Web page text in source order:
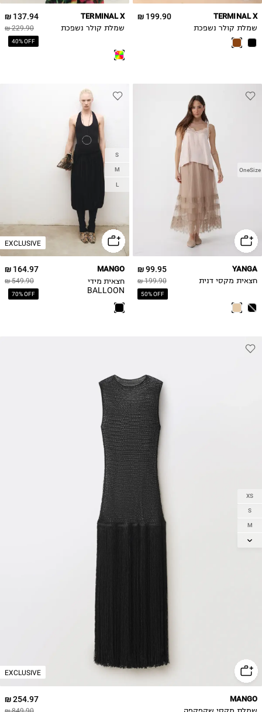
199.90 ₪ TERMINAL X
שמלת קולר נשפכת
137.94 ₪
229.90 ₪
40% OFF
TERMINAL X
שמלת קולר נשפכת
OneSize
99.95 ₪
199.90 ₪
50% OFF
YANGA
חצאית מקסי דנית
EXCLUSIVE
S
M
L
164.97 ₪
549.90 ₪
70% OFF
MANGO
חצאית מידי
BALLOON
EXCLUSIVE
XS
S
M
L
254.97 ₪ MANGO